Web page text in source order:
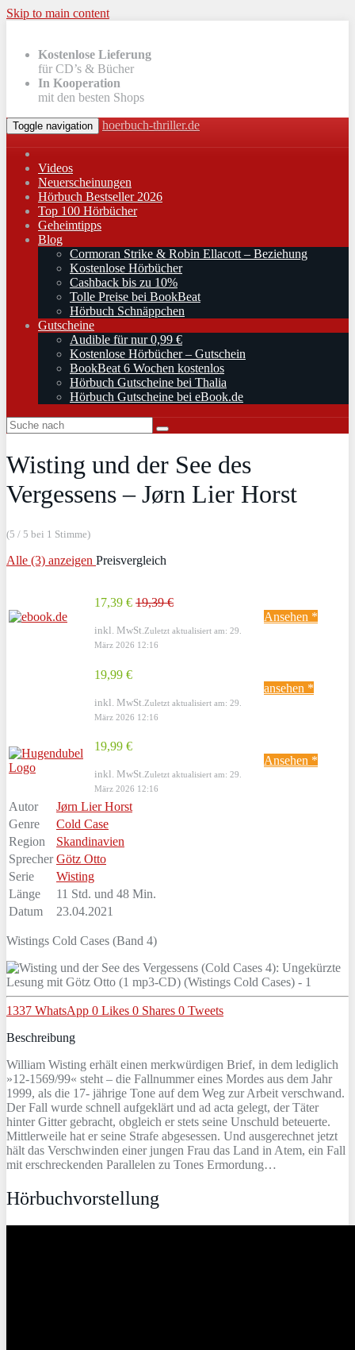
Skip to main content
Kostenlose Lieferung
für CD’s & Bücher
In Kooperation
mit den besten Shops
Toggle navigation hoerbuch-thriller.de
Videos
Neuerscheinungen
Hörbuch Bestseller 2026
Top 100 Hörbücher
Geheimtipps
Blog
Cormoran Strike & Robin Ellacott – Beziehung
Kostenlose Hörbücher
Cashback bis zu 10%
Tolle Preise bei BookBeat
Hörbuch Schnäppchen
Gutscheine
Audible für nur 0,99 €
Kostenlose Hörbücher – Gutschein
BookBeat 6 Wochen kostenlos
Hörbuch Gutscheine bei Thalia
Hörbuch Gutscheine bei eBook.de
Wisting und der See des
Vergessens – Jørn Lier Horst
(5 / 5 bei 1 Stimme)
Alle (3) anzeigen Preisvergleich
17,39 € 19,39 €
inkl. MwSt. Zuletzt aktualisiert am: 29.
März 2026 12:16
Ansehen *
19,99 €
inkl. MwSt. Zuletzt aktualisiert am: 29.
März 2026 12:16
ansehen *
19,99 €
inkl. MwSt. Zuletzt aktualisiert am: 29.
März 2026 12:16
Ansehen *
Autor
Jørn Lier Horst
Genre
Cold Case
Region
Skandinavien
Sprecher Götz Otto
Serie
Wisting
Länge
11 Std. und 48 Min.
Datum
23.04.2021
Wistings Cold Cases (Band 4)
1337 WhatsApp 0 Likes 0 Shares 0 Tweets
Beschreibung
William Wisting erhält einen merkwürdigen Brief, in dem lediglich
»12-1569/99« steht – die Fallnummer eines Mordes aus dem Jahr
1999, als die 17- jährige Tone auf dem Weg zur Arbeit verschwand.
Der Fall wurde schnell aufgeklärt und ad acta gelegt, der Täter
hinter Gitter gebracht, obgleich er stets seine Unschuld beteuerte.
Mittlerweile hat er seine Strafe abgesessen. Und ausgerechnet jetzt
hält das Verschwinden einer jungen Frau das Land in Atem, ein Fall
mit erschreckenden Parallelen zu Tones Ermordung…
Hörbuchvorstellung